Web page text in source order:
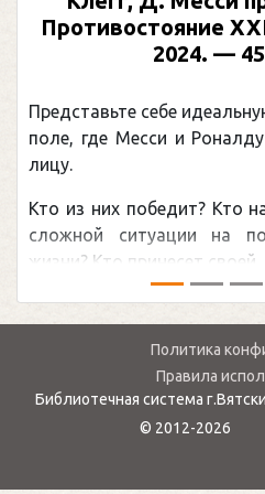
Противостояние
2024. —
Представьте себе
поле, где Месси и
лицу.
Кто из них победит? Кто
сложной ситуации на
жизни? Кто принесет своей ...
Политика
Правила
Библиотечная система
© 2012-2026